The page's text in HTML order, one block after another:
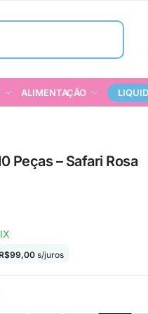
Pesquisar
ALIMENTAÇÃO
Peças – Safari Rosa
99,00s/juros